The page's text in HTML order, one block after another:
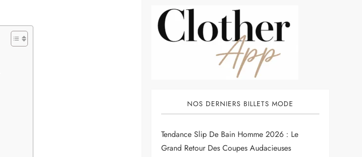
NOS DERNIERS BILLETS MODE
Tendance Slip De Bain Homme 2026 : Le
Grand Retour Des Coupes Audacieuses